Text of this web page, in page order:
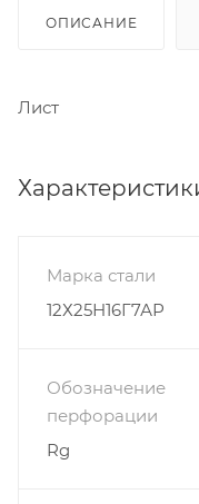
ОПИСАНИЕ
Лист
Марка стали
12Х25Н16Г7АР
Обозначение
перфорации
Rg